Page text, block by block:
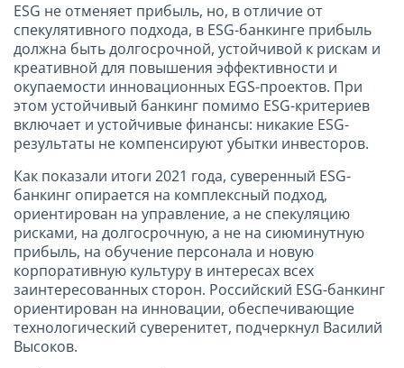
ESG не отменяет прибыль, но, в отличие от
спекулятивного подхода, в ESG-банкинге прибыль
должна быть долгосрочной, устойчивой к рискам и
креативной для повышения эффективности и
окупаемости инновационных EGS-проектов. При
этом устойчивый банкинг помимо ESG-критериев
включает и устойчивые финансы: никакие ESG-
результаты не компенсируют убытки инвесторов.
Как показали итоги 2021 года, cуверенный ESG-
банкинг опирается на комплексный подход,
ориентирован на управление, а не спекуляцию
рисками, на долгосрочную, а не на сиюминутную
прибыль, на обучение персонала и новую
корпоративную культуру в интересах всех
заинтересованных сторон. Российский ESG-банкинг
ориентирован на инновации, обеспечивающие
технологический суверенитет, подчеркнул Василий
Высоков.